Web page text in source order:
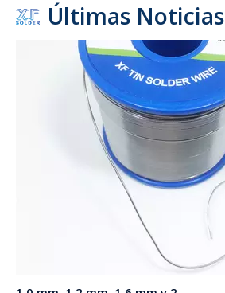
Últimas Noticias